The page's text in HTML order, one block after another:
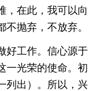
，在此，我可以向
抛弃，不放弃。
好工作。信心源于
一光荣的使命。初
列出）。所以，兴